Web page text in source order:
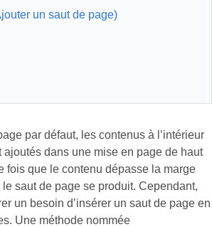
un saut de page)
par défaut, les contenus à l’intérieur
dans une mise en page de haut
fois que le contenu dépasse la marge
saut de page se produit. Cependant,
un besoin d’insérer un saut de page en
Une méthode nommée